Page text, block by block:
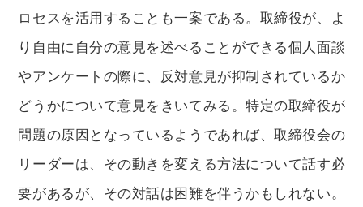
ロセスを活用することも一案である。取締役が、よ
り自由に自分の意見を述べることができる個人面談
やアンケートの際に、反対意見が抑制されているか
どうかについて意見をきいてみる。特定の取締役が
問題の原因となっているようであれば、取締役会の
リーダーは、その動きを変える方法について話す必
要があるが、その対話は困難を伴うかもしれない。